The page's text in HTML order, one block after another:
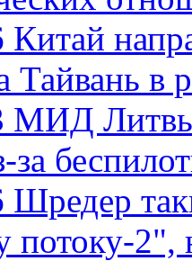
Китай
Тайвань в
МИД Литвы
за
Шредер
потоку-2",